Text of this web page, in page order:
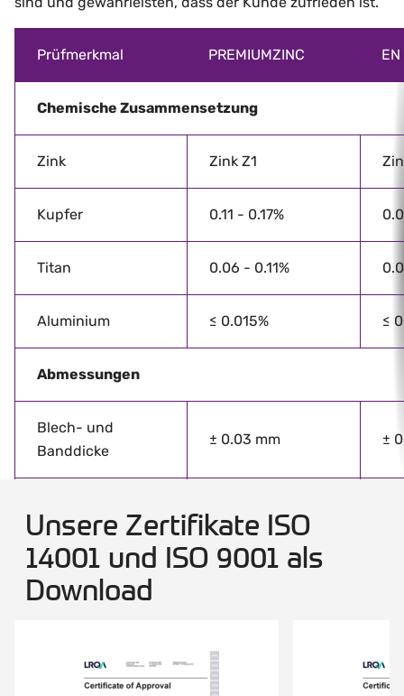
Prüfmerkmal PREMIUMZINC
Chemische Zusammensetzung
Zink Zink Z1
Kupfer 0.11 - 0.17%
Titan 0.06 - 0.11%
Aluminium ≤ 0.015% ≤
Abmessungen
Blech- und
Banddicke
± 0.03 mm ±
Bandbreite
+ 2 / 0 mm
Blechlänge
≤ 2 mm und omega
Unsere Zertifikate ISO
14001 und ISO 9001 als
Download